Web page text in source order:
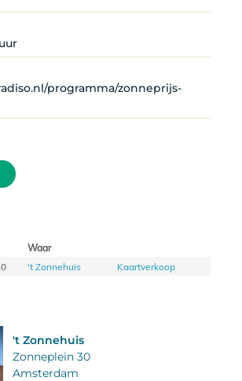
programma/zonneprijs-
Waar
't Zonnehuis Kaartverkoop
't Zonnehuis
Zonneplein 30
Amsterdam